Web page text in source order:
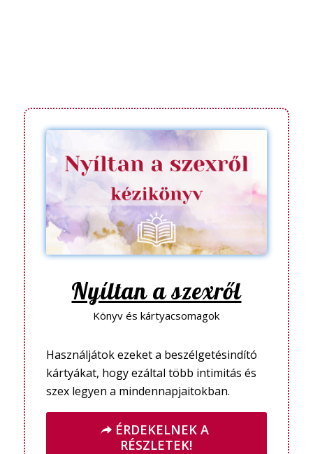
Nyíltan a szexről
Könyv és kártyacsomagok
Használjátok ezeket a beszélgetésindító
kártyákat, hogy ezáltal több intimitás és
szex legyen a mindennapjaitokban.
ÉRDEKELNEK A
RÉSZLETEK!